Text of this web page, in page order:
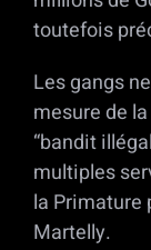
toutefois
Les gangs
mesure de
“bandit
multiples
la Primature
Martelly.